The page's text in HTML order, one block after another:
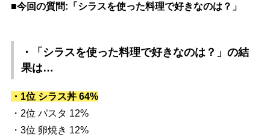
■今回の質問:「シラスを使った料理で好きなのは？」
・「シラスを使った料理で好きなのは？」 の結
果は…
・1位 シラス丼 64%
・2位 パスタ 12%
・3位 卵焼き 12%